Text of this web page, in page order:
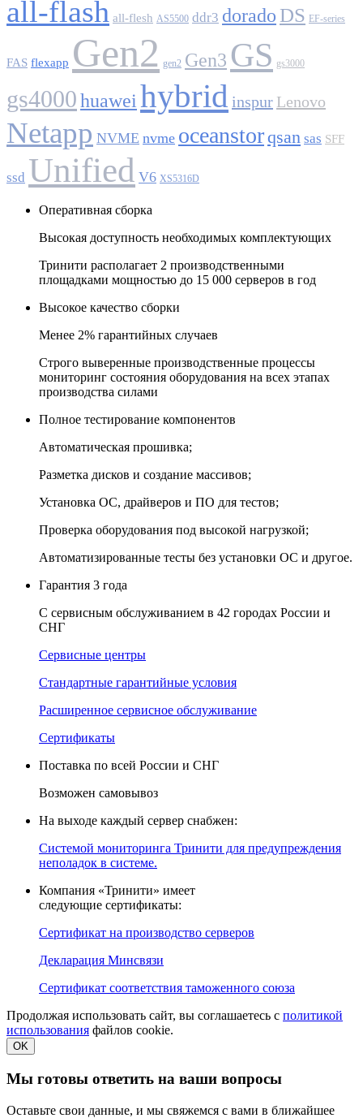
all-flash all-flesh AS5500 ddr3 dorado DS EF-series
FAS flexapp Gen2 gen2 Gen3 GS gs3000
gs4000huawei hybrid inspur Lenovo
Netapp NVME nvme oceanstorqsan sas SFF
ssd Unified V6 XS5316D
Оперативная сборка
Высокая доступность необходимых комплектующих
Тринити располагает 2 производственными
площадками мощностью до 15 000 серверов в год
Высокое качество сборки
Менее 2% гарантийных случаев
Строго выверенные производственные процессы
мониторинг состояния оборудования на всех этапах
производства силами
Полное тестирование компонентов
Автоматическая прошивка;
Разметка дисков и создание массивов;
Установка ОС, драйверов и ПО для тестов;
Проверка оборудования под высокой нагрузкой;
Автоматизированные тесты без установки ОС и другое.
Гарантия 3 года
С сервисным обслуживанием в 42 городах России и
СНГ
Сервисные центры
Стандартные гарантийные условия
Расширенное сервисное обслуживание
Сертификаты
Поставка по всей России и СНГ
Возможен самовывоз
На выходе каждый сервер снабжен:
Системой мониторинга Тринити для предупреждения
неполадок в системе.
Компания «Тринити» имеет
следующие сертификаты:
Сертификат на производство серверов
Декларация Минсвязи
Сертификат соответствия таможенного союза
Продолжая использовать сайт, вы соглашаетесь с политикой
использования файлов cookie.
OK
Мы готовы ответить на ваши вопросы
Оставьте свои данные, и мы свяжемся с вами в ближайшее